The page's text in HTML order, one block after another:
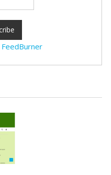
FeedBurner